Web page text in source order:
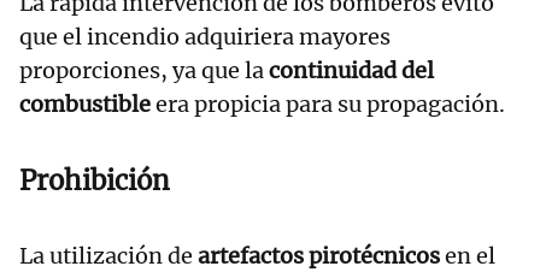
que el incendio adquiriera mayores
proporciones, ya que lacontinuidad del
combustibleera propicia para su propagación.
Prohibición
La utilización de artefactos pirotécnicosen el